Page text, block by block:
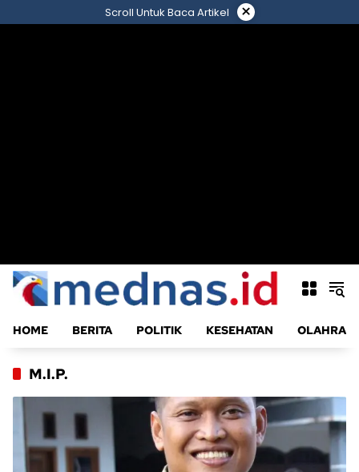
ke
Scroll Untuk Baca Artikel ×
HOME BERITA POLITIK KESEHATAN
M.I.P.